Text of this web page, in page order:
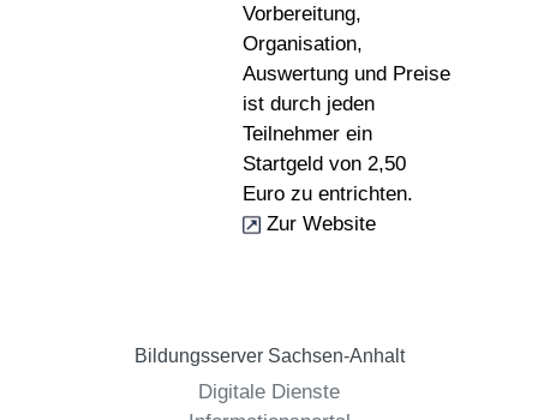
Vorbereitung,
Organisation,
Auswertung und Preise
ist durch jeden
Teilnehmer ein
Startgeld von 2,50
Euro zu entrichten.
Zur Website
Bildungsserver Sachsen-Anhalt
Digitale Dienste